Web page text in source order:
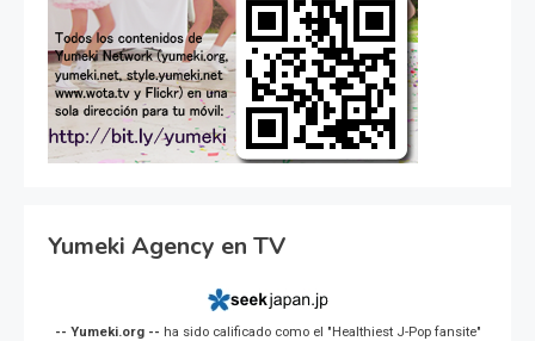
Yumeki Agency en TV
-- Yumeki.org -- ha sido calificado como el "Healthiest J-Pop fansite"